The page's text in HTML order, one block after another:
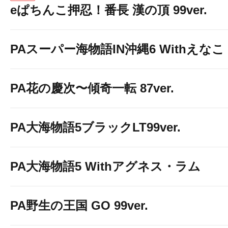
eぱちんこ押忍！番長 漢の頂 99ver.
PAスーパー海物語IN沖縄6 Withえなこ
PA花の慶次〜傾奇一転 87ver.
PA大海物語5ブラックLT99ver.
PA大海物語5 Withアグネス・ラム
PA野生の王国 GO 99ver.